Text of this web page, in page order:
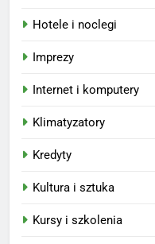
Hotele i noclegi
Imprezy
Internet i komputery
Klimatyzatory
Kredyty
Kultura i sztuka
Kursy i szkolenia